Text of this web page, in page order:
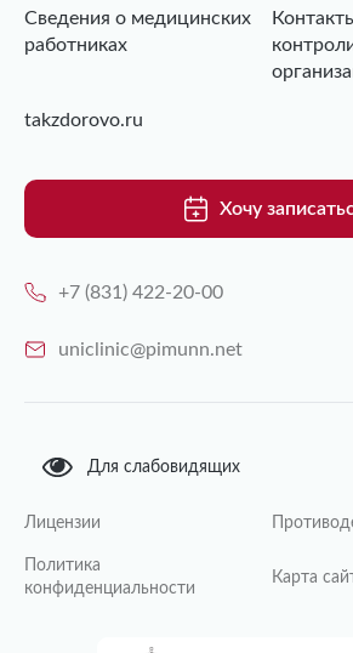
Сведения о медицинских
работниках
takzdorovo.ru
Хочу
+7 (831) 422-20-00
uniclinic@pimunn.net
Для слабовидящих
Лицензии
Политика
конфиденциальности
Карта